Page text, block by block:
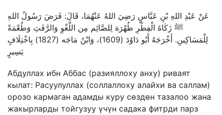
عَنْ عَبْدِ اللهِ بْنِ عَبَّاسٍ رَضِيَ اللهُ عَنْهُمَا، قَالَ: فَرَضَ رَسُولُ اللهِ
ﷺ زَكَاةَ الْفِطْرِ طُهْرَة لِلصَّائِم مِن اللَّغْوِ وَالرَّفَثِ وَطُعْمَةً
لِلْمَسَاكِينِ. أَخْرَجَهُ أَبُو دَاوُدَ (1609)، وَابْنُ مَاجَه (1827) بِاخْتِلَافٍ
يَسِيرٍ
Абдуллах ибн Аббас (разияллоху анху) риваят
кылат: Расуулуллах (соллаллоху алайхи ва саллам)
орозо кармаган адамды куру сөздөн тазалоо жана
жакырларды тойгузуу үчүн садака фитрди парз